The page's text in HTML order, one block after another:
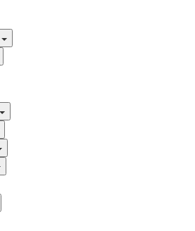
Toggle
Toggle
Toggle
Toggle